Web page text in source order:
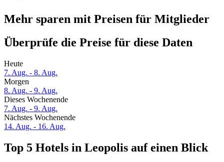
Mehr sparen mit Preisen für Mitglieder
Überprüfe die Preise für diese Daten
Heute
7. Aug. - 8. Aug.
Morgen
8. Aug. - 9. Aug.
Dieses Wochenende
7. Aug. - 9. Aug.
Nächstes Wochenende
14. Aug. - 16. Aug.
Top 5 Hotels in Leopolis auf einen Blick